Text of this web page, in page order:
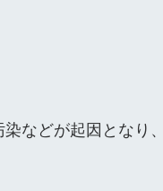
などが起因となり、